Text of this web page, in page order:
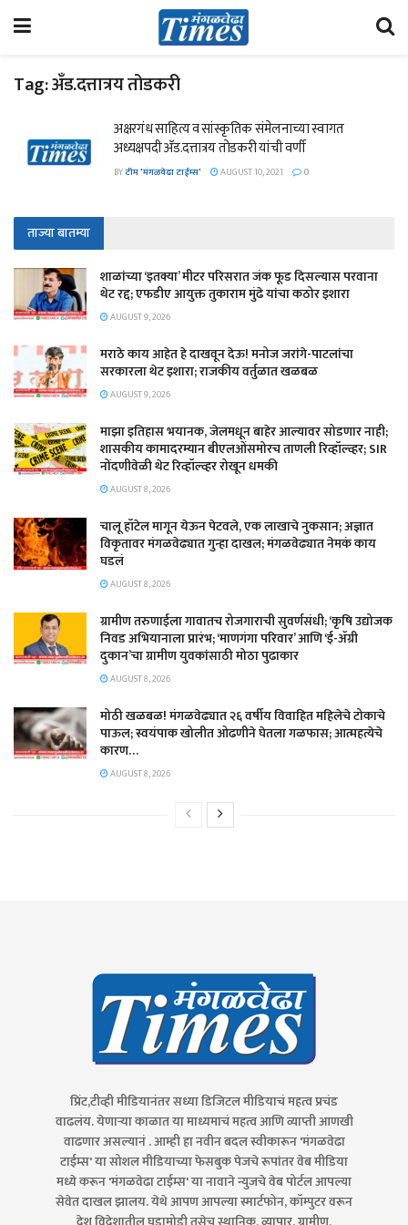
Tag:अँड.दत्तात्रय तोडकरी
अक्षरगंध साहित्य व सांस्कृतिक संमेलनाच्या स्वागत
अध्यक्षपदी अ‍ॅड.दत्तात्रय तोडकरी यांची वर्णी
BYटीम 'मंगळवेढा टाईम्स' AUGUST 10, 2021 0
ताज्या बातम्या
शाळांच्या ‘इतक्या’ मीटर परिसरात जंक फूड दिसल्यास परवाना
थेट रद्द; एफडीए आयुक्त तुकाराम मुंढे यांचा कठोर इशारा
AUGUST 9, 2026
मराठे काय आहेत हे दाखवून देऊ! मनोज जरांगे-पाटलांचा
सरकारला थेट इशारा; राजकीय वर्तुळात खळबळ
AUGUST 9, 2026
माझा इतिहास भयानक, जेलमधून बाहेर आल्यावर सोडणार नाही;
शासकीय कामादरम्यान बीएलओंसमोरच ताणली रिव्हॉल्व्हर; SIR
नोंदणीवेळी थेट रिव्हॉल्व्हर रोखून धमकी
AUGUST 8, 2026
चालू हॉटेल मागून येऊन पेटवले, एक लाखाचे नुकसान; अज्ञात
विकृतावर मंगळवेढ्यात गुन्हा दाखल; मंगळवेढ्यात नेमकं काय
घडलं
AUGUST 8, 2026
​ग्रामीण तरुणाईला गावातच रोजगाराची सुवर्णसंधी; ‘कृषि उद्योजक
निवड अभियानाला प्रारंभ; ‘माणगंगा परिवार’ आणि ‘ई-ॲग्री
दुकान’चा ग्रामीण युवकांसाठी मोठा पुढाकार
AUGUST 8, 2026
मोठी खळबळ! मंगळवेढ्यात २६ वर्षीय विवाहित महिलेचे टोकाचे
पाऊल; स्वयंपाक खोलीत ओढणीने घेतला गळफास; आत्महत्येचे
कारण…
AUGUST 8, 2026
प्रिंट,टीव्ही मीडियानंतर सध्या डिजिटल मीडियाचं महत्व प्रचंड
वाढलंय. येणाऱ्या काळात या माध्यमाचं महत्व आणि व्याप्ती आणखी
वाढणार असल्यानं . आम्ही हा नवीन बदल स्वीकारून 'मंगळवेढा
टाईम्स' या सोशल मीडियाच्या फेसबुक पेजचे रूपांतर वेब मीडिया
मध्ये करून 'मंगळवेढा टाईम्स' या नावाने न्युजचे वेब पोर्टल आपल्या
सेवेत दाखल झालय. येथे आपण आपल्या स्मार्टफोन, कॉम्पुटर वरून